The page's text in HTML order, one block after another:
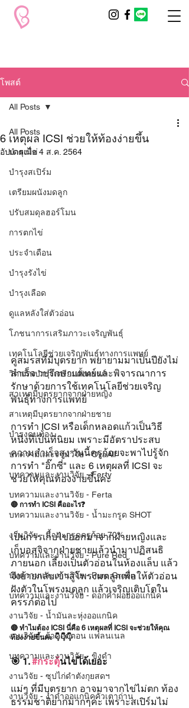
โพสต์
All Posts
บำรุงไข่
บำรุงสเปิร์ม
เตรียมผนังมดลูก
ปรับสมดุลฮอร์โมน
การตกไข่
ประจำเดือน
บำรุงรังไข่
บำรุงเลือด
ดูแลหลังใส่ตัวอ่อน
โภชนาการเสริมภาวะเจริญพันธุ์
เทคโนโลยีช่วยเจริญพันธุ์ทางการแพทย์
วิตามินบำรุงเตรียมตั้งครรภ์
สาเหตุมีบุตรยากจากฝ่ายหญิง
สาเหตุมีบุตรยากจากฝ่ายชาย
บำรุงคนท้อง
บทความและงานวิจัย - OvaAll
บทความและงานวิจัย - Ferty
บทความและงานวิจัย - Ferta
บทความและงานวิจัย - น้ำมะกรูด SHOT
งานวิจัย - น้ำมะกรูดครูก้อย 70%
บทความและงานวิจัย - Pure Red
บทความและงานวิจัย - Pure Green
บทความและงานวิจัย - ดอกคำฝอยออแกนิค
งานวิจัย - น้ำมันละหุ่งออแกนิค
งานวิจัย - ผ้าคอตตอน แฟลนเนล
บทความและงานวิจัย - ขิงดำ
งานวิจัย - ซุปไก่ดำตังกุยสดฯ
งานวิจัย - งาดำออแกนิคคั่วเตาถ่าน
All Posts
6 เหตุผล ICSI ช่วยให้ท้องง่ายขึ้น
อัปเดตเมื่อ4 ส.ค. 2564
คู่สมรสที่มีบุตรยาก พยายามมาเป็นปียังไม่
สำเร็จ วปรึกษาแพทย์และพิจารณาการ
รักษาด้วยการใช้เทคโนโลยีช่วยเจริญ
พันธุ์ทางการแพทย์
การทำ ICSI หรือเด็กหลอดแก้วเป็นวิธี
หนึ่งที่เป็นที่นิยม เพราะมีอัตราประสบ
ความสำเร็จสูง วันนี้ครูก้อยจะพาไปรู้จัก
การทำ "อิ๊กซี่" และ 6 เหตุผลที่ ICSI จะ
ช่วยให้คุณท้องง่ายขึ้นค่ะ
🔴 การทำ ICSI คืออะไร❓
เป็นการเก็บไข่ออกมาจากฝ่ายหญิงและ
เก็บอสุจิจากฝ่ายชายแล้วนำมาปฏิสนธิ
ภายนอก เลี้ยงเป็นตัวอ่อนในห้องแล็บ แล้ว
จึงย้ายกลับเข้าสู่โพรงมดลูกเพื่อให้ตัวอ่อน
ฝังตัวในโพรงมดลูก แล้วเจริญเติบโตใน
ครรภ์ต่อไป
🔴 ทำไมต้อง ICSI นี่คือ 6 เหตุผลที่ ICSI จะช่วยให้คุณ
ท้องง่ายขึ้นค่ะ 👇👇👇
🎯 1. #กระตุ้นไข่ได้เยอะ
แม่ๆ ที่มีบุตรยาก อาจมาจากไข่ไม่ตก ท้อง
ธรรมชาติยากมากๆค่ะ เพราะสเปิร์มไม่